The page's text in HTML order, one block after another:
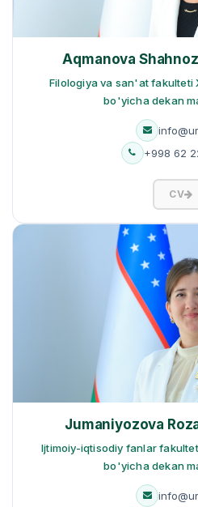
Aqmanova
Filologiya va san'at
bo'yicha dekan
+998 62
CV
Jumaniyozova
Ijtimoiy-iqtisodiy fanlar
bo'yicha dekan